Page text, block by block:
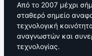
Από το 2007 μέχρι
σταθερό σημείο
τεχνολογική
αναγνωστών και
τεχνολογίας.